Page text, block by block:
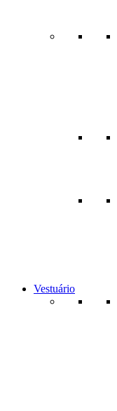
Vestuário